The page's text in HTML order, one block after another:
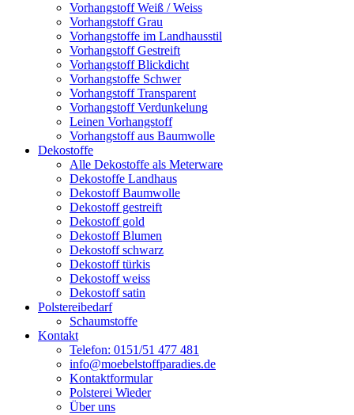
Vorhangstoff Weiß / Weiss
Vorhangstoff Grau
Vorhangstoffe im Landhausstil
Vorhangstoff Gestreift
Vorhangstoff Blickdicht
Vorhangstoffe Schwer
Vorhangstoff Transparent
Vorhangstoff Verdunkelung
Leinen Vorhangstoff
Vorhangstoff aus Baumwolle
Dekostoffe
Alle Dekostoffe als Meterware
Dekostoffe Landhaus
Dekostoff Baumwolle
Dekostoff gestreift
Dekostoff gold
Dekostoff Blumen
Dekostoff schwarz
Dekostoff türkis
Dekostoff weiss
Dekostoff satin
Polstereibedarf
Schaumstoffe
Kontakt
Telefon: 0151/51 477 481
info@moebelstoffparadies.de
Kontaktformular
Polsterei Wieder
Über uns